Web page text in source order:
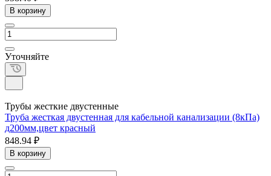
В корзину
Уточняйте
Трубы жесткие двустенные
Труба жесткая двустенная для кабельной канализации (8кПа)
д200мм,цвет красный
848.94 ₽
В корзину